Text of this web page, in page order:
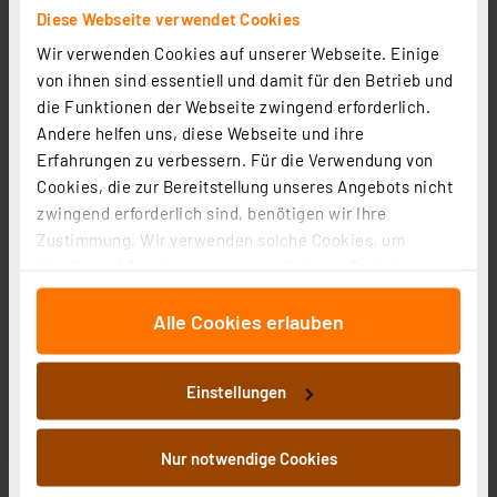
Diese Webseite verwendet Cookies
Wir verwenden Cookies auf unserer Webseite. Einige
von ihnen sind essentiell und damit für den Betrieb und
die Funktionen der Webseite zwingend erforderlich.
Andere helfen uns, diese Webseite und ihre
Erfahrungen zu verbessern. Für die Verwendung von
Cookies, die zur Bereitstellung unseres Angebots nicht
zwingend erforderlich sind, benötigen wir Ihre
Zustimmung. Wir verwenden solche Cookies, um
für soziale Medien anbieten zu können und die Zugriffe
auf unsere Website zu analysieren. Außerdem geben
an unsere Partner für soziale Medien, Werbung und
Analysen weiter. Unsere Partner führen diese
Informationen möglicherweise mit weiteren Daten
zusammen, die Sie ihnen bereitgestellt haben oder die
sie im Rahmen Ihrer Nutzung der Dienste gesammelt
Alle Cookies erlauben
Einstellungen
Nur notwendige Cookies
ELV 10er-Set SMD-Sortierbox, Altweiß, 23 x 31 x 54 mm
Artikel-Nr. 040340
2 (1)
5,45 €